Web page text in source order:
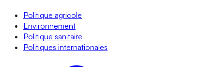
Politique agricole
Environnement
Politique sanitaire
Politiques internationales